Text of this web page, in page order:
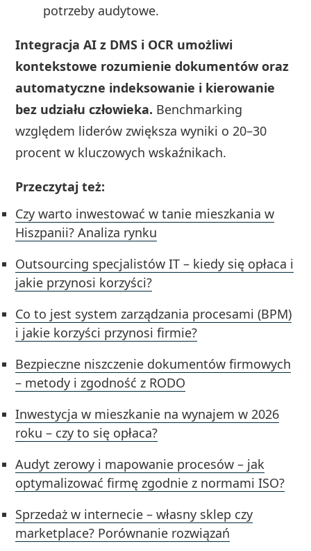
potrzeby audytowe.
Integracja AI z DMS i OCR umożliwi
kontekstowe rozumienie dokumentów oraz
automatyczne indeksowanie i kierowanie
bez udziału człowieka. Benchmarking
względem liderów zwiększa wyniki o 20–30
procent w kluczowych wskaźnikach.
Przeczytaj też:
Czy warto inwestować w tanie mieszkania w
Hiszpanii? Analiza rynku
Outsourcing specjalistów IT – kiedy się opłaca i
jakie przynosi korzyści?
Co to jest system zarządzania procesami (BPM)
i jakie korzyści przynosi firmie?
Bezpieczne niszczenie dokumentów firmowych
– metody i zgodność z RODO
Inwestycja w mieszkanie na wynajem w 2026
roku – czy to się opłaca?
Audyt zerowy i mapowanie procesów – jak
optymalizować firmę zgodnie z normami ISO?
Sprzedaż w internecie – własny sklep czy
marketplace? Porównanie rozwiązań